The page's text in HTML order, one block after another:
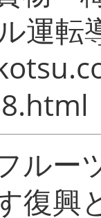
運転
ー
復興